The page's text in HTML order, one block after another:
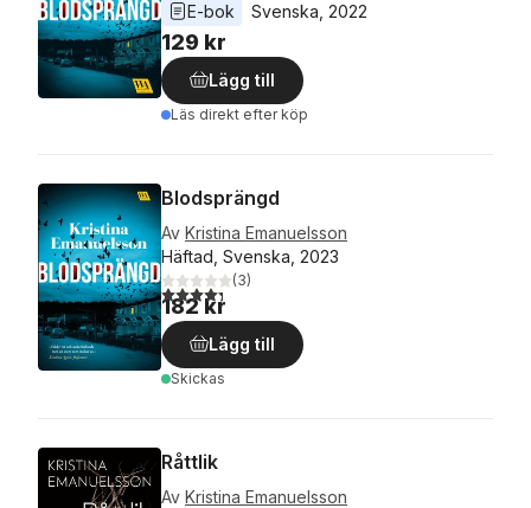
E-bok
Svenska 2022
129 kr
Lägg till
Läs direkt efter köp
Blodsprängd
Av Kristina Emanuelsson
Häftad, Svenska, 2023
4,3utav 5 stjärnor. Totalt antal röster:
(3)
182 kr
Lägg till
Skickas
Råttlik
Av Kristina Emanuelsson